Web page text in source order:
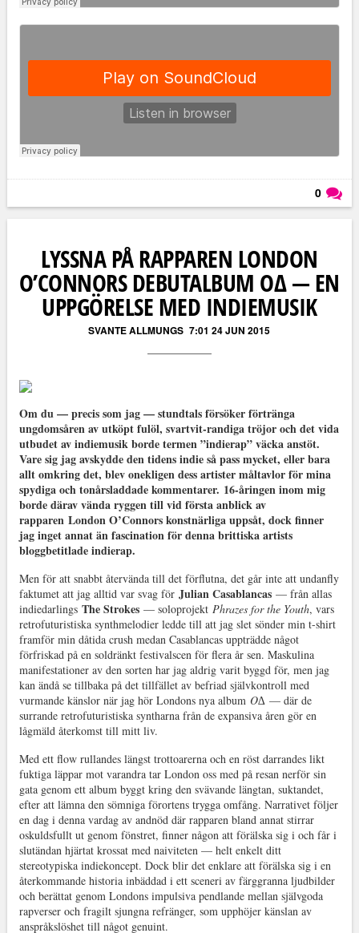
0
LYSSNA PÅ RAPPAREN LONDON
O’CONNORS DEBUTALBUM O∆ — EN
UPPGÖRELSE MED INDIEMUSIK
SVANTE ALLMUNGS 7:01 24 JUN 2015
Om du — precis som jag — stundtals försöker förtränga
ungdomsåren av utköpt fulöl, svartvit-randiga tröjor och det vida
utbudet av indiemusik borde termen ”indierap” väcka anstöt.
Vare sig jag avskydde den tidens indie så pass mycket, eller bara
allt omkring det, blev onekligen dess artister måltavlor för mina
spydiga och tonårsladdade kommentarer. 16-åringen inom mig
borde därav vända ryggen till vid första anblick av
rapparen London O’Connors konstnärliga uppsåt, dock finner
jag inget annat än fascination för denna brittiska artists
bloggbetitlade indierap.
Men för att snabbt återvända till det förflutna, det går inte att undanfly
faktumet att jag alltid var svag för Julian Casablancas— från allas
indiedarlings The Strokes— soloprojekt Phrazes for the Youth, vars
retrofuturistiska synthmelodier ledde till att jag slet sönder min t-shirt
framför min dåtida crush medan Casablancas uppträdde något
förfriskad på en soldränkt festivalscen för flera år sen. Maskulina
manifestationer av den sorten har jag aldrig varit byggd för, men jag
kan ändå se tillbaka på det tillfället av befriad självkontroll med
vurmande känslor när jag hör Londons nya album O∆ — där de
surrande retrofuturistiska syntharna från de expansiva åren gör en
lågmäld återkomst till mitt liv.
Med ett flow rullandes längst trottoarerna och en röst darrandes likt
fuktiga läppar mot varandra tar London oss med på resan nerför sin
gata genom ett album byggt kring den svävande längtan, suktandet,
efter att lämna den sömniga förortens trygga omfång. Narrativet följer
en dag i denna vardag av andnöd där rapparen bland annat stirrar
oskuldsfullt ut genom fönstret, finner någon att förälska sig i och får i
slutändan hjärtat krossat med naiviteten — helt enkelt ditt
stereotypiska indiekoncept. Dock blir det enklare att förälska sig i en
återkommande historia inbäddad i ett sceneri av färggranna ljudbilder
och berättat genom Londons impulsiva pendlande mellan självgoda
rapverser och fragilt sjungna refränger, som upphöjer känslan av
anspråkslöshet till något genuint.